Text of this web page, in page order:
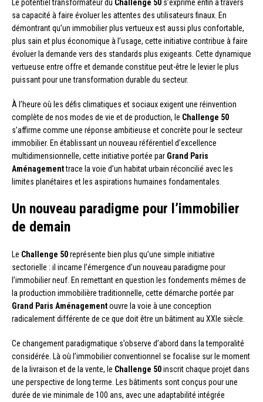
Le potentiel transformateur du Challenge 50 s’exprime enfin à travers
sa capacité à faire évoluer les attentes des utilisateurs finaux. En
démontrant qu’un immobilier plus vertueux est aussi plus confortable,
plus sain et plus économique à l’usage, cette initiative contribue à faire
évoluer la demande vers des standards plus exigeants. Cette dynamique
vertueuse entre offre et demande constitue peut-être le levier le plus
puissant pour une transformation durable du secteur.
À l’heure où les défis climatiques et sociaux exigent une réinvention
complète de nos modes de vie et de production, le Challenge 50
s’affirme comme une réponse ambitieuse et concrète pour le secteur
immobilier. En établissant un nouveau référentiel d’excellence
multidimensionnelle, cette initiative portée par Grand Paris
Aménagementtrace la voie d’un habitat urbain réconcilié avec les
limites planétaires et les aspirations humaines fondamentales.
Un nouveau paradigme pour l’immobilier
de demain
Le Challenge 50représente bien plus qu’une simple initiative
sectorielle : il incarne l’émergence d’un nouveau paradigme pour
l’immobilier neuf. En remettant en question les fondements mêmes de
la production immobilière traditionnelle, cette démarche portée par
Grand Paris Aménagementouvre la voie à une conception
radicalement différente de ce que doit être un bâtiment au XXIe siècle.
Ce changement paradigmatique s’observe d’abord dans la temporalité
considérée. Là où l’immobilier conventionnel se focalise sur le moment
de la livraison et de la vente, le Challenge 50inscrit chaque projet dans
une perspective de long terme. Les bâtiments sont conçus pour une
durée de vie minimale de 100 ans, avec une adaptabilité intégrée